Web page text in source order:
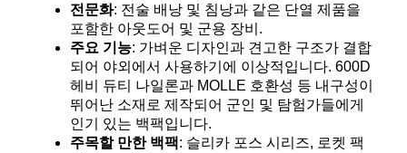
전문화: 전술 배낭 및 침낭과 같은 단열 제품을
포함한 아웃도어 및 군용 장비.
주요 기능: 가벼운 디자인과 견고한 구조가 결합
되어 야외에서 사용하기에 이상적입니다. 600D
헤비 듀티 나일론과 MOLLE 호환성 등 내구성이
뛰어난 소재로 제작되어 군인 및 탐험가들에게
인기 있는 백팩입니다.
주목할 만한 백팩: 슬리카 포스 시리즈, 로켓 팩